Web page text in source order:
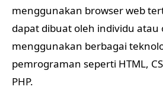
menggunakan browser web
dapat dibuat oleh individu atau
menggunakan berbagai
pemrograman seperti HTML,
PHP.